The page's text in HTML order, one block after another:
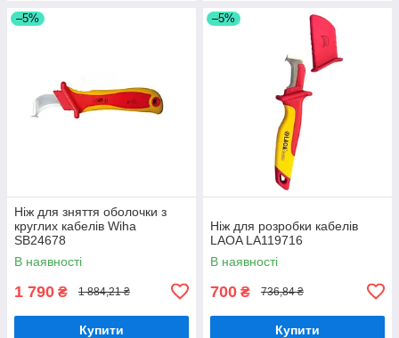
–5%
Ніж для зняття оболочки з
круглих кабелів Wiha
SB24678
В наявності
1 790 ₴ 1 884,21 ₴
Купити
–5%
Ніж для розробки кабелів
LAOA LA119716
В наявності
700 ₴ 736,84 ₴
Купити